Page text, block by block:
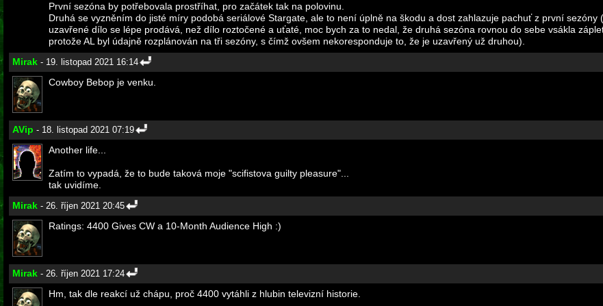
První sezóna by potřebovala prostříhat, pro začátek tak na polovinu.
Druhá se vyzněním do jisté míry podobá seriálové Stargate, ale to není úplně na škodu a dost zahlazuje pachuť z první
uzavřené dílo se lépe prodává, než dílo roztočené a uťaté, moc bych za to nedal, že druhá sezóna rovnou do sebe vsákla
protože AL byl údajně rozplánován na tři sezóny, s čímž ovšem nekoresponduje to, že je uzavřený už druhou).
Mirak - 19. listopad 2021 16:14
Cowboy Bebop je venku.
AVip - 18. listopad 2021 07:19
Another life...
Zatím to vypadá, že to bude taková moje "scifistova guilty pleasure"...
tak uvidíme.
Mirak - 26. říjen 2021 20:45
Ratings: 4400 Gives CW a 10-Month Audience High :)
Mirak - 26. říjen 2021 17:24
Hm, tak dle reakcí už chápu, proč 4400 vytáhli z hlubin televizní historie.